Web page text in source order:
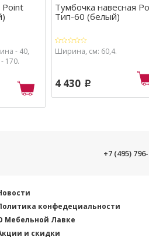
Point
- 40,
170.
Тумбочка навесная
Тип-60 (белый)
Ширина, см: 60,4.
4 430 p
+7 (495)
конфедециальности
Мебельной Лавке
и скидки